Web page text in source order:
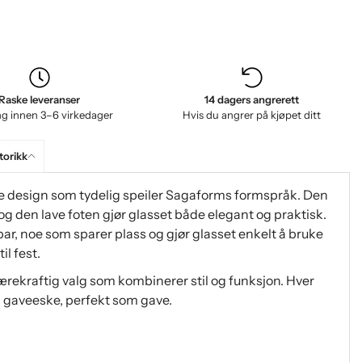
leveranser
innen 3–6 virkedager
14 dagers angrerett
Hvis du angrer på kjøpet ditt
som tydelig speiler Sagaforms formspråk. Den
den lave foten gjør glasset både elegant og praktisk.
noe som sparer plass og gjør glasset enkelt å bruke
fest.
valg som kombinerer stil og funksjon. Hver
perfekt som gave.